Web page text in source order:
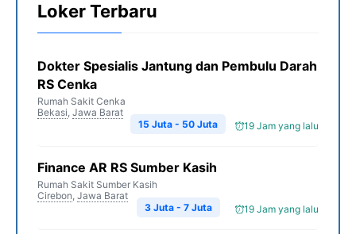
Loker Terbaru
Dokter Spesialis Jantung dan Pembulu Darah
RS Cenka
Rumah Sakit Cenka
Bekasi, Jawa Barat
19 Jam yang lalu
15 Juta - 50 Juta
Finance AR RS Sumber Kasih
Rumah Sakit Sumber Kasih
Cirebon, Jawa Barat
19 Jam yang lalu
3 Juta - 7 Juta